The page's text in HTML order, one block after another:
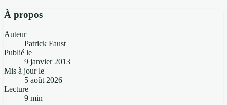
À propos
Auteur
Patrick Faust
Publié le
9 janvier 2013
Mis à jour le
5 août 2026
Lecture
9 min